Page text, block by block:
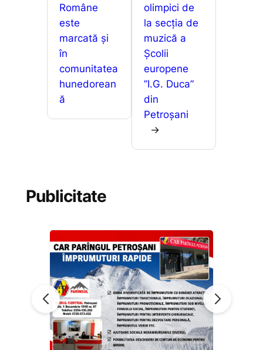
Române
este
marcată și
în
comunitatea
hunedorean
ă
olimpici de
la secția de
muzică a
Școlii
europene
”I.G. Duca”
din
Petroșani
→
Publicitate